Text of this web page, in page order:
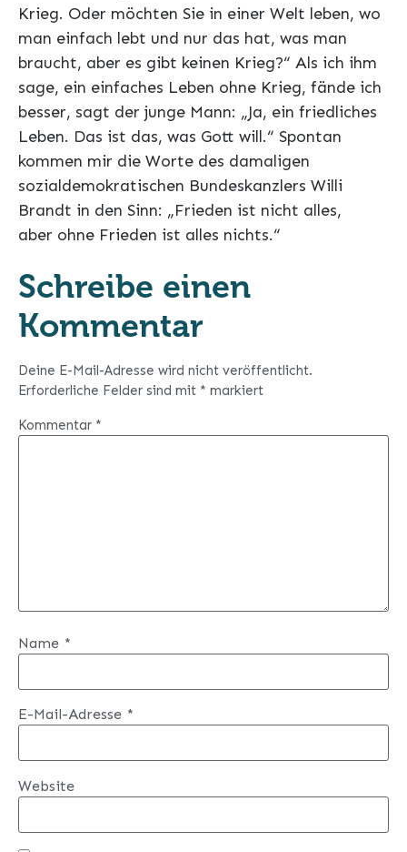
Krieg. Oder möchten Sie in einer Welt leben, wo
man einfach lebt und nur das hat, was man
braucht, aber es gibt keinen Krieg?“ Als ich ihm
sage, ein einfaches Leben ohne Krieg, fände ich
besser, sagt der junge Mann: „Ja, ein friedliches
Leben. Das ist das, was Gott will.“ Spontan
kommen mir die Worte des damaligen
sozialdemokratischen Bundeskanzlers Willi
Brandt in den Sinn: „Frieden ist nicht alles,
aber ohne Frieden ist alles nichts.“
Schreibe einen
Kommentar
Deine E-Mail-Adresse wird nicht veröffentlicht.
Erforderliche Felder sind mit * markiert
Kommentar *
Name *
E-Mail-Adresse *
Website